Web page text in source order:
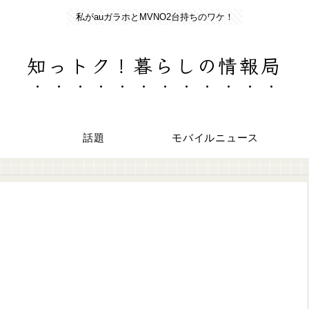
私がauガラホとMVNO2台持ちのワケ！
知っトク！暮らしの情報局
話題 モバイルニュース